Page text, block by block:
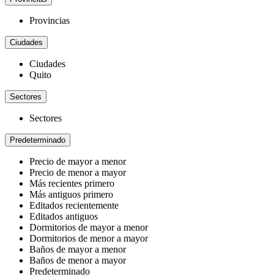
Provincias
Ciudades
Ciudades
Quito
Sectores
Sectores
Predeterminado
Precio de mayor a menor
Precio de menor a mayor
Más recientes primero
Más antiguos primero
Editados recientemente
Editados antiguos
Dormitorios de mayor a menor
Dormitorios de menor a mayor
Baños de mayor a menor
Baños de menor a mayor
Predeterminado